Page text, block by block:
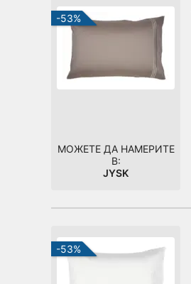
-53%
МОЖЕТЕ ДА НАМЕРИТЕ
В:
JYSK
-53%